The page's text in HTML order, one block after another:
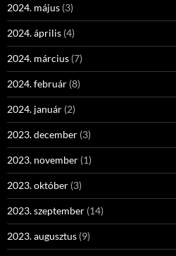
2024. május (3)
2024. április (4)
2024. március (7)
2024. február (8)
2024. január (2)
2023. december (3)
2023. november (1)
2023. október (3)
2023. szeptember (14)
2023. augusztus (9)